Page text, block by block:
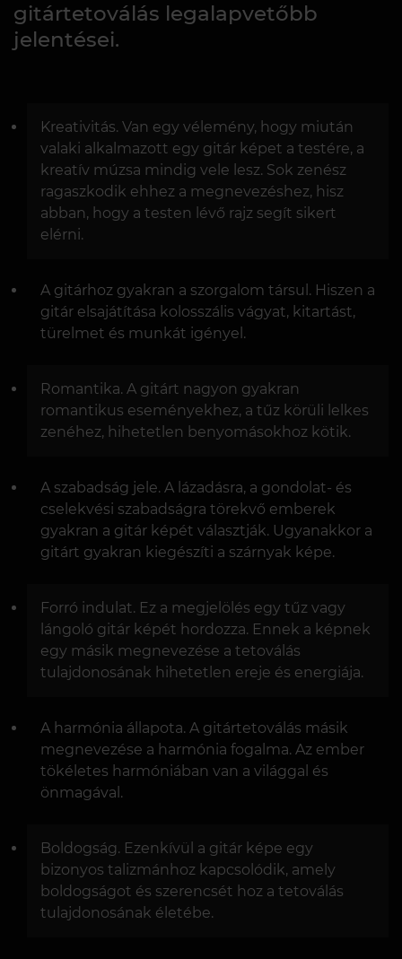
gitártetoválás legalapvetőbb
jelentései.
Kreativitás. Van egy vélemény, hogy miután
valaki alkalmazott egy gitár képet a testére, a
kreatív múzsa mindig vele lesz. Sok zenész
ragaszkodik ehhez a megnevezéshez, hisz
abban, hogy a testen lévő rajz segít sikert
elérni.
A gitárhoz gyakran a szorgalom társul. Hiszen a
gitár elsajátítása kolosszális vágyat, kitartást,
türelmet és munkát igényel.
Romantika. A gitárt nagyon gyakran
romantikus eseményekhez, a tűz körüli lelkes
zenéhez, hihetetlen benyomásokhoz kötik.
A szabadság jele. A lázadásra, a gondolat- és
cselekvési szabadságra törekvő emberek
gyakran a gitár képét választják. Ugyanakkor a
gitárt gyakran kiegészíti a szárnyak képe.
Forró indulat. Ez a megjelölés egy tűz vagy
lángoló gitár képét hordozza. Ennek a képnek
egy másik megnevezése a tetoválás
tulajdonosának hihetetlen ereje és energiája.
A harmónia állapota. A gitártetoválás másik
megnevezése a harmónia fogalma. Az ember
tökéletes harmóniában van a világgal és
önmagával.
Boldogság. Ezenkívül a gitár képe egy
bizonyos talizmánhoz kapcsolódik, amely
boldogságot és szerencsét hoz a tetoválás
tulajdonosának életébe.